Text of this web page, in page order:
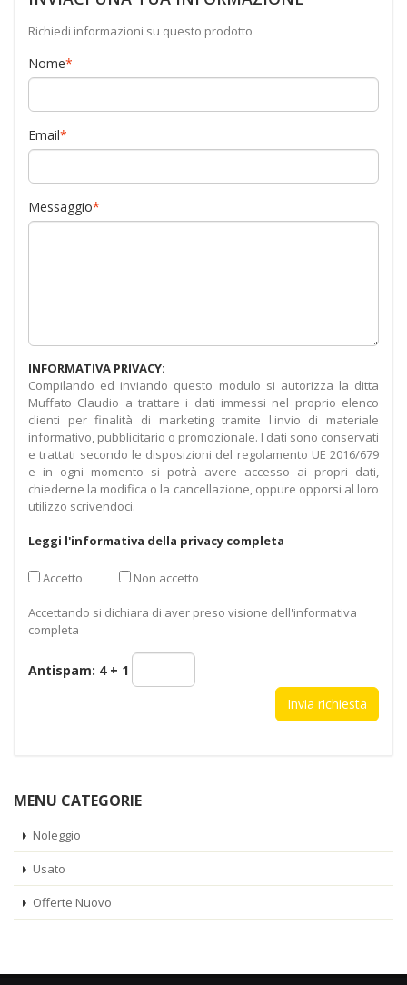
Richiedi informazioni su questo prodotto
Nome*
Email*
Messaggio*
INFORMATIVA PRIVACY:
Compilando ed inviando questo modulo si autorizza la ditta
Muffato Claudio a trattare i dati immessi nel proprio elenco
clienti per finalità di marketing tramite l'invio di materiale
informativo, pubblicitario o promozionale. I dati sono conservati
e trattati secondo le disposizioni del regolamento UE 2016/679
e in ogni momento si potrà avere accesso ai propri dati,
chiederne la modifica o la cancellazione, oppure opporsi al loro
utilizzo scrivendoci.
Leggi l'informativa della privacy completa
Accetto Non accetto
Accettando si dichiara di aver preso visione dell'informativa
completa
Antispam: 4 + 1
MENU CATEGORIE
Noleggio
Usato
Offerte Nuovo